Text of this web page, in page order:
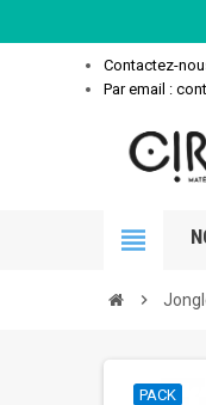
Contactez-
Par email :
view_headline
chevron_right
PACK